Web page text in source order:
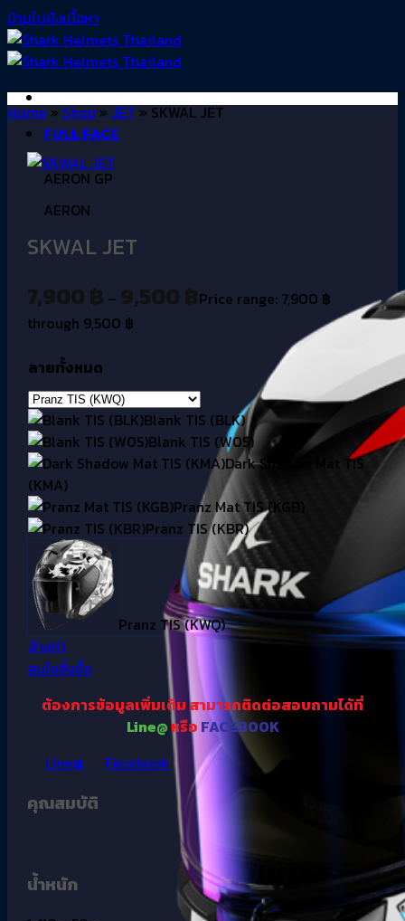
ข้ามไปยังเนื้อหา
FULL FACE
AERON GP
AERON
Home»Shop»JET»SKWAL JET
SKWAL JET
7,900 ฿ – 9,500 ฿Price range: 7,900 ฿
through 9,500 ฿
ลายทั้งหมด
Blank TIS (BLK)
Blank TIS (W05)
Dark Shadow Mat TIS
(KMA)
Pranz Mat TIS (KGB)
Pranz TIS (KBR)
Pranz TIS (KWQ)
ล้างค่า
สนใจสั่งซื้อ
ต้องการข้อมูลเพิ่มเติมสามารถติดต่อสอบถามได้ที่
Line@หรือ FACEBOOK
Line@
Facebook
คุณสมบัติ
น้ำหนัก